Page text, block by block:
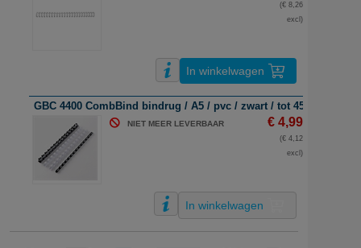
(€ 8,26
excl)
In winkelwagen
GBC 4400 CombBind bindrug / A5 / pvc / zwart / tot 45 vel / 100
NIET MEER LEVERBAAR € 4,99
(€ 4,12
excl)
In winkelwagen